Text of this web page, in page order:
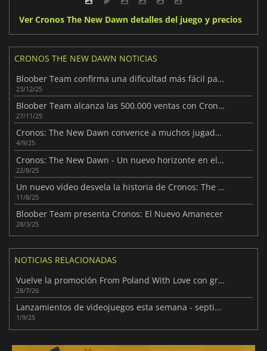
Ver Cronos The New Dawn detalles del juego y precios
CRONOS THE NEW DAWN NOTICIAS
Bloober Team confirma una dificultad más fácil para Cronos en 2026
23/12/25
Bloober Team alcanza las 500.000 ventas con Cronos: The New Dawn
27/11/25
Cronos: The New Dawn convence a muchos jugadores
4/9/25
Cronos: The New Dawn - Un nuevo horizonte en el terror
22/8/25
Un nuevo vídeo desvela la historia de Cronos: The New Dawn
11/8/25
Bloober Team presenta Cronos: El Nuevo Amanecer
28/3/25
NOTICIAS RELACIONADAS
Vuelve la promoción From Poland With Love con grandes descuentos
28/7/26
Lanzamientos de videojuegos esta semana - septiembre 2025 (Semana 36)
1/9/25